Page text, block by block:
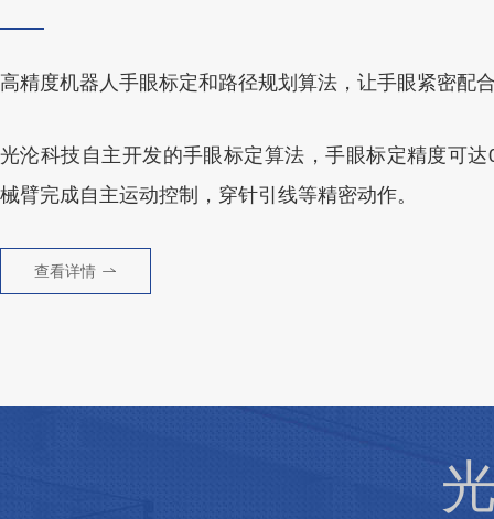
高精度机器人手眼标定和路径规划算法，让手眼紧密配
光沦科技自主开发的手眼标定算法，手眼标定精度可
械臂完成自主运动控制，穿针引线等精密动作。
查看详情